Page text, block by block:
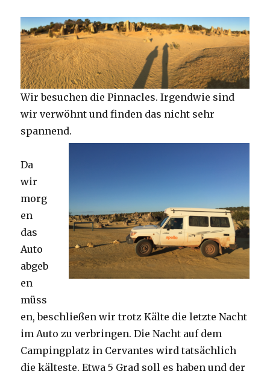
Wir besuchen die Pinnacles. Irgendwie sind
wir verwöhnt und finden das nicht sehr
spannend.
Da
wir
morg
en
das
Auto
abgeb
en
müss
en, beschließen wir trotz Kälte die letzte Nacht
im Auto zu verbringen. Die Nacht auf dem
Campingplatz in Cervantes wird tatsächlich
die kälteste. Etwa 5 Grad soll es haben und der